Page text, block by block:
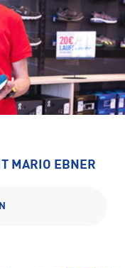
MARIO EBNER